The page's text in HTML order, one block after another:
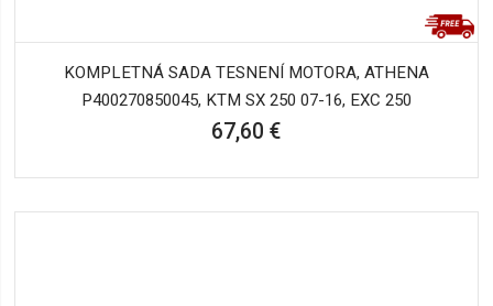
KOMPLETNÁ SADA TESNENÍ MOTORA, ATHENA
P400270850045, KTM SX 250 07-16, EXC 250
67,60 €